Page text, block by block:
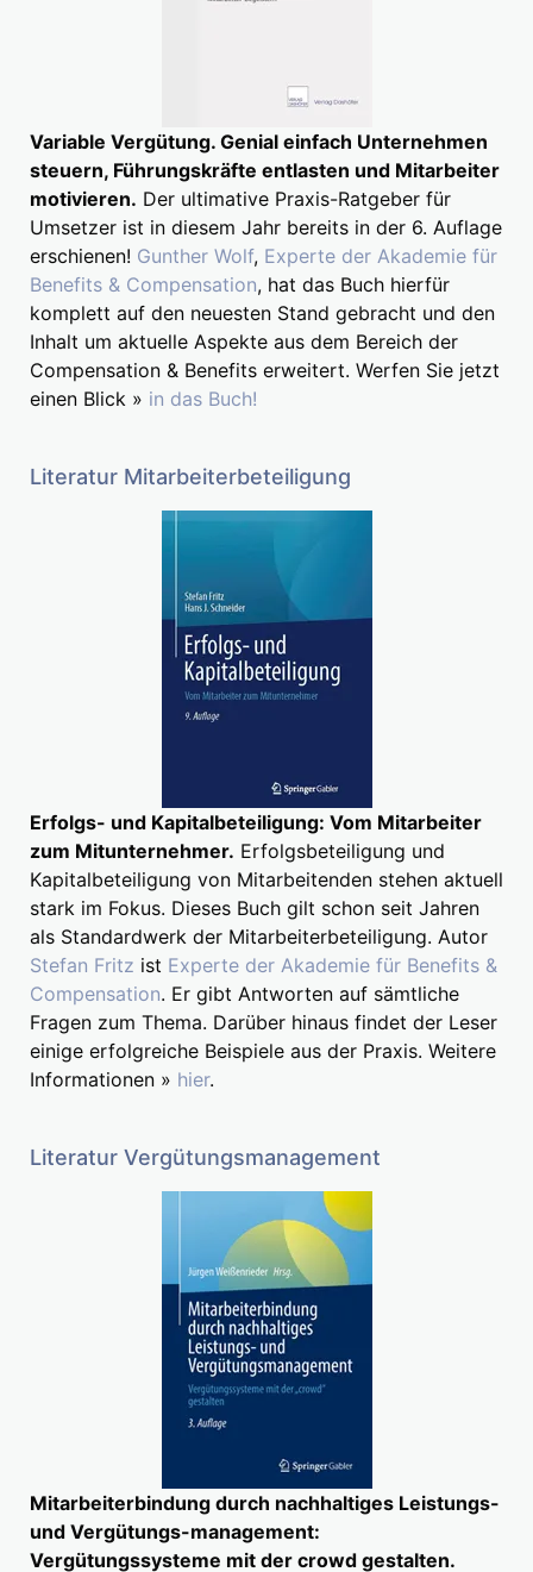
Variable Vergütung. Genial einfach Unternehmen
steuern, Führungskräfte entlasten und Mitarbeiter
motivieren. Der ultimative Praxis-Ratgeber für
Umsetzer ist in diesem Jahr bereits in der 6. Auflage
erschienen! Gunther Wolf, Experte der Akademie für
Benefits & Compensation, hat das Buch hierfür
komplett auf den neuesten Stand gebracht und den
Inhalt um aktuelle Aspekte aus dem Bereich der
Compensation & Benefits erweitert. Werfen Sie jetzt
einen Blick » in das Buch!
Literatur Mitarbeiterbeteiligung
Erfolgs- und Kapitalbeteiligung: Vom Mitarbeiter
zum Mitunternehmer. Erfolgsbeteiligung und
Kapitalbeteiligung von Mitarbeitenden stehen aktuell
stark im Fokus. Dieses Buch gilt schon seit Jahren
als Standardwerk der Mitarbeiterbeteiligung. Autor
Stefan Fritz ist Experte der Akademie für Benefits &
Compensation. Er gibt Antworten auf sämtliche
Fragen zum Thema. Darüber hinaus findet der Leser
einige erfolgreiche Beispiele aus der Praxis. Weitere
Informationen » hier.
Literatur Vergütungsmanagement
Mitarbeiterbindung durch nachhaltiges Leistungs-
und Vergütungs-management:
Vergütungssysteme mit der crowd gestalten.